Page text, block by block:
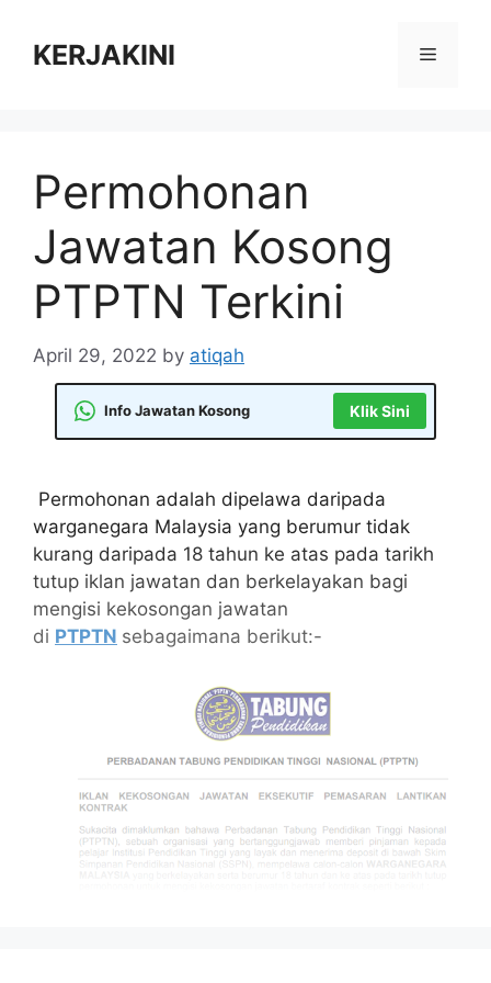
contentKERJAKINI Menu
Permohonan
Jawatan Kosong
PTPTN Terkini
April 29, 2022 by atiqah
Info Jawatan Kosong Klik Sini
Permohonan adalah dipelawa daripada
warganegara Malaysia yang berumur tidak
kurang daripada 18 tahun ke atas pada tarikh
tutup iklan jawatan dan berkelayakan bagi
mengisi kekosongan jawatan
di PTPTN sebagaimana berikut:-